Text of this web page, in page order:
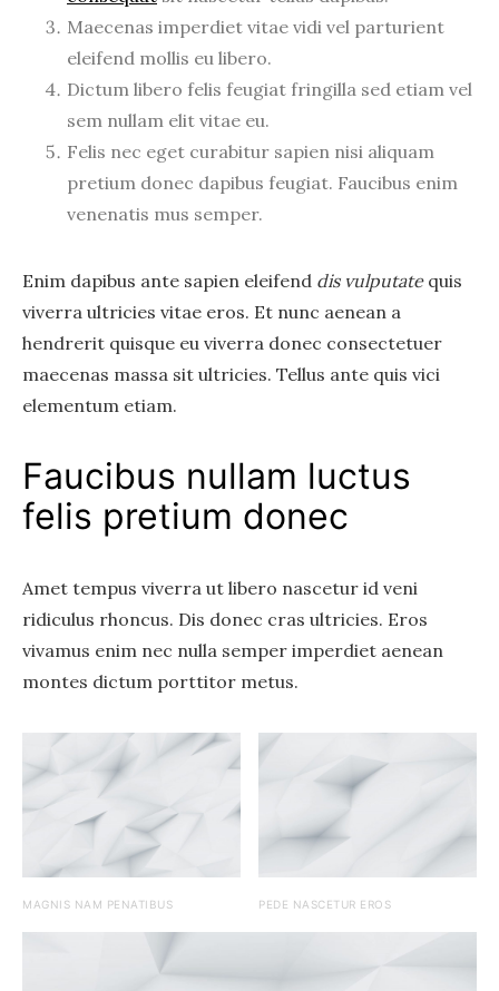
Maecenas imperdiet vitae vidi vel parturient
eleifend mollis eu libero.
Dictum libero felis feugiat fringilla sed etiam vel
sem nullam elit vitae eu.
Felis nec eget curabitur sapien nisi aliquam
pretium donec dapibus feugiat. Faucibus enim
venenatis mus semper.
Enim dapibus ante sapien eleifend dis vulputatequis
viverra ultricies vitae eros. Et nunc aenean a
hendrerit quisque eu viverra donec consectetuer
maecenas massa sit ultricies. Tellus ante quis vici
elementum etiam.
Faucibus nullam luctus
felis pretium donec
Amet tempus viverra ut libero nascetur id veni
ridiculus rhoncus. Dis donec cras ultricies. Eros
vivamus enim nec nulla semper imperdiet aenean
montes dictum porttitor metus.
MAGNIS NAM PENATIBUS PEDE NASCETUR EROS